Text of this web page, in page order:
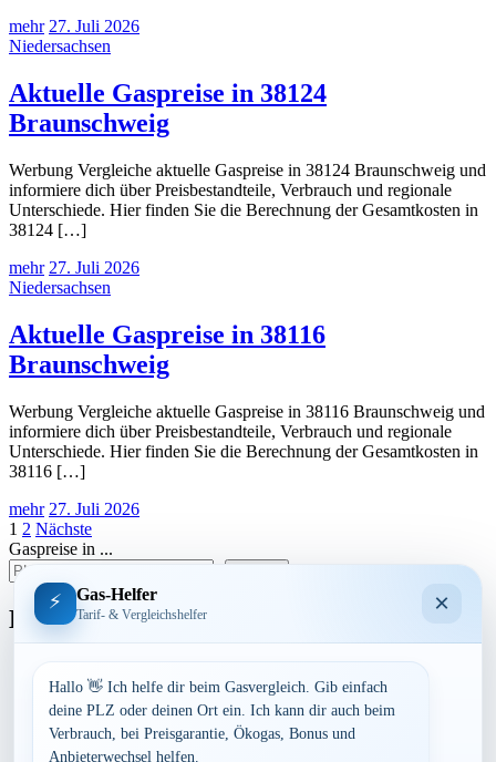
mehr 27. Juli 2026
Niedersachsen
Aktuelle Gaspreise in 38124
Braunschweig
Werbung Vergleiche aktuelle Gaspreise in 38124 Braunschweig und
informiere dich über Preisbestandteile, Verbrauch und regionale
Unterschiede. Hier finden Sie die Berechnung der Gesamtkosten in
38124 […]
mehr 27. Juli 2026
Niedersachsen
Aktuelle Gaspreise in 38116
Braunschweig
Werbung Vergleiche aktuelle Gaspreise in 38116 Braunschweig und
informiere dich über Preisbestandteile, Verbrauch und regionale
Unterschiede. Hier finden Sie die Berechnung der Gesamtkosten in
38116 […]
mehr 27. Juli 2026
Seitennummerierung
der
Beiträge
1 2 Nächste
Gaspreise in ...
Bundesland
Bayern
Berlin
Brandenburg
⚡ Gas-Helfer
Tarif- & Vergleichshelfer ×
Hallo 👋 Ich helfe dir beim Gasvergleich. Gib einfach
deine PLZ oder deinen Ort ein. Ich kann dir auch beim
Verbrauch, bei Preisgarantie, Ökogas, Bonus und
Anbieterwechsel helfen.